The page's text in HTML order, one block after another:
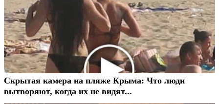
Скрытая камера на пляже Крыма: Что люди
вытворяют, когда их не видят...